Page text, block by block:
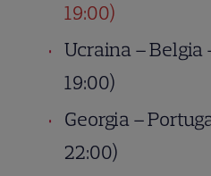
19:00)
Ucraina – Belgia
19:00)
Georgia –
22:00)